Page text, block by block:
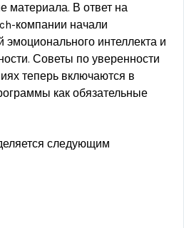
материала. В ответ на
компании начали
эмоционального интеллекта и
Советы по уверенности
теперь включаются в
как обязательные
следующим